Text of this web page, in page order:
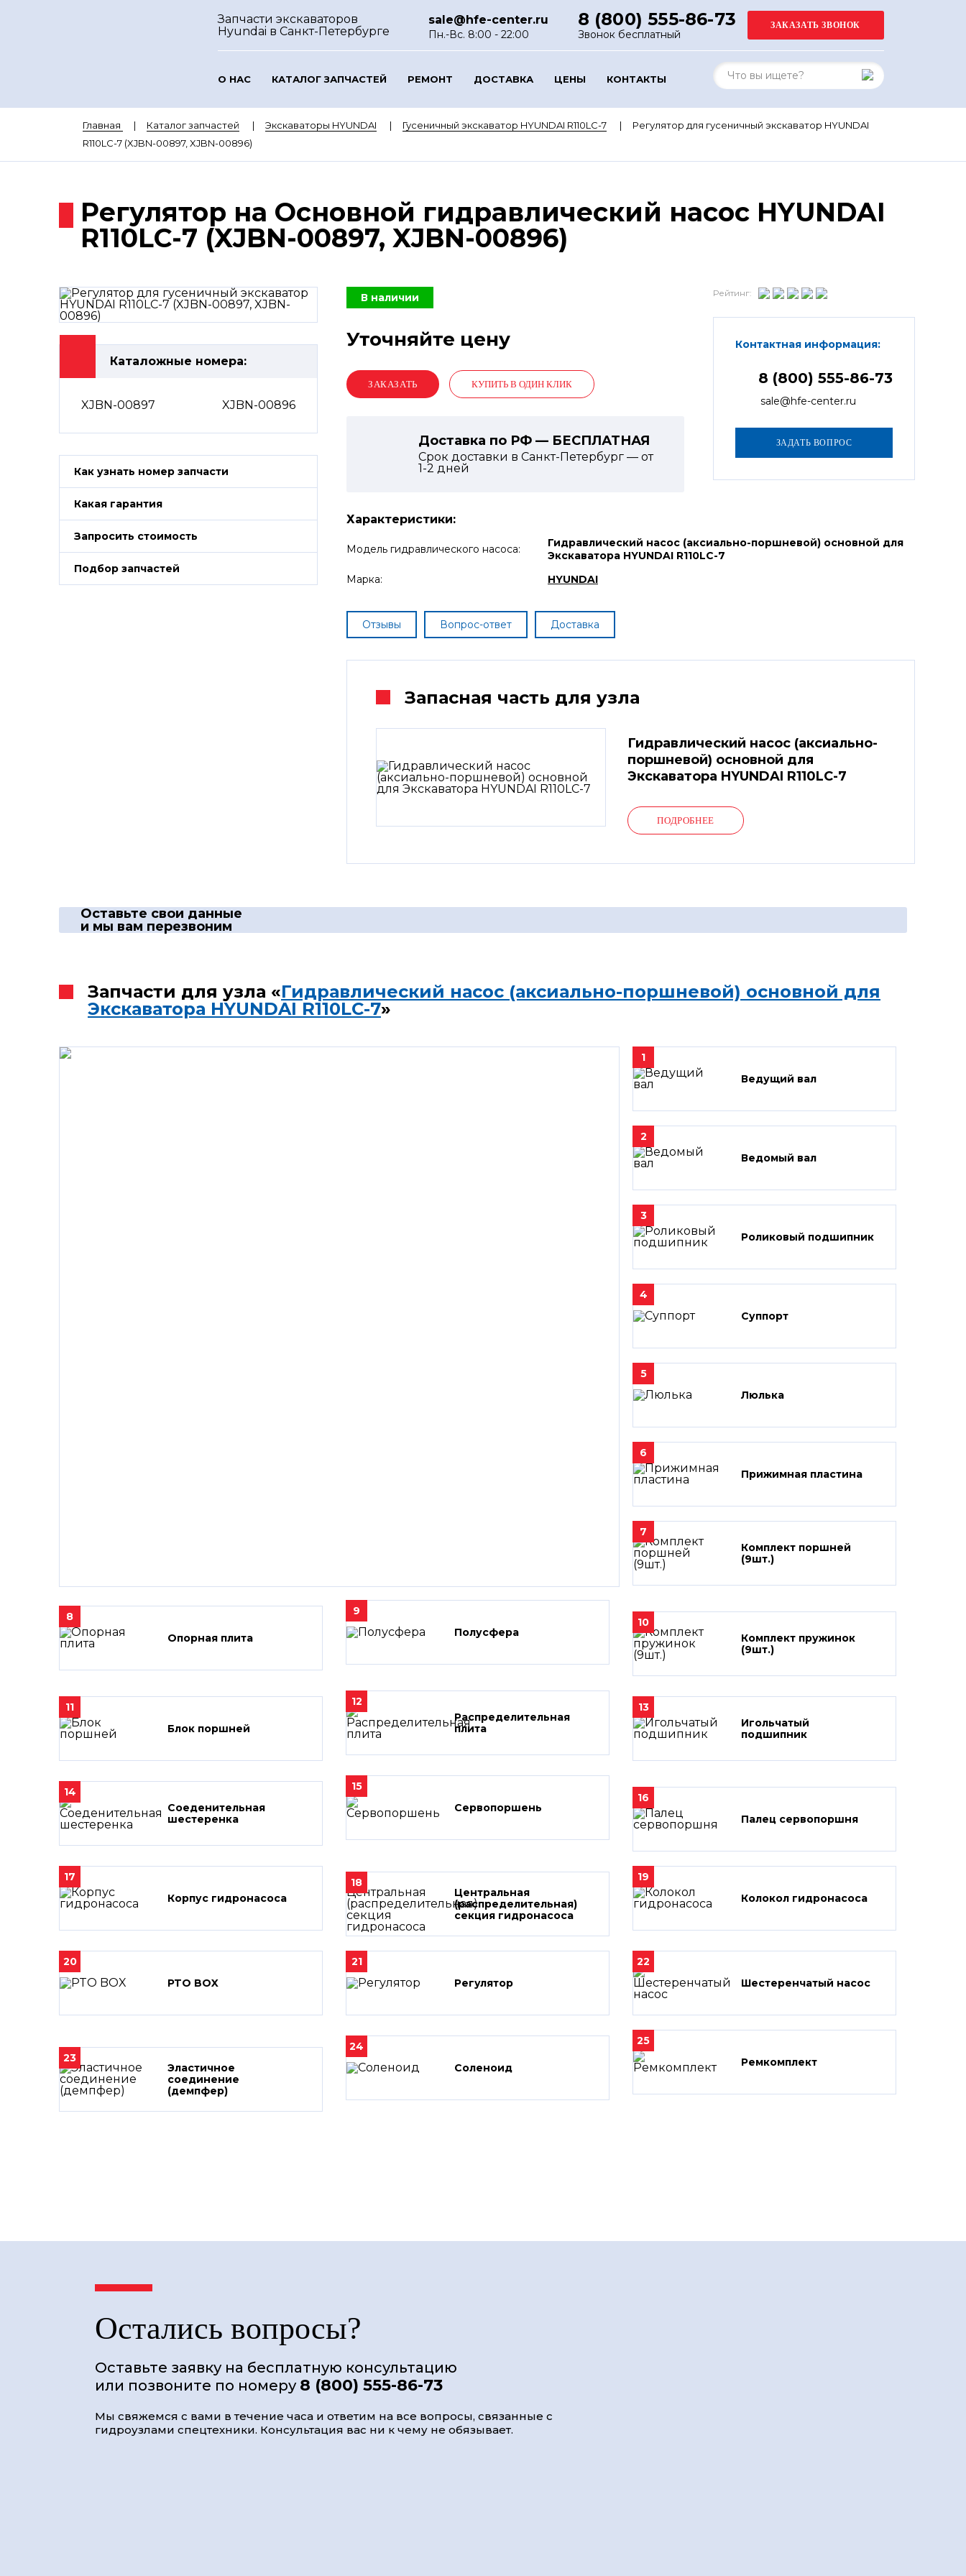
Запчасти экскаваторов
Hyundai в Санкт-Петербурге
sale@hfe-center.ru
Пн.-Вс. 8:00 - 22:00
8 (800) 555-86-73
Звонок бесплатный
О НАС КАТАЛОГ ЗАПЧАСТЕЙ РЕМОНТ ДОСТАВКА ЦЕНЫ КОНТАКТЫ
Главная Каталог запчастей Экскаваторы HYUNDAI Гусеничный экскаватор HYUNDAI R110LC-7
Регулятор для гусеничный экскаватор HYUNDAI
R110LC-7 (XJBN-00897, XJBN-00896)
Регулятор на Основной гидравлический насос HYUNDAI
R110LC-7 (XJBN-00897, XJBN-00896)
Каталожные номера:
XJBN-00897 XJBN-00896
Как узнать номер запчасти
Какая гарантия
Запросить стоимость
Подбор запчастей
В наличии
Уточняйте цену
КУПИТЬ В ОДИН КЛИК
Доставка по РФ — БЕСПЛАТНАЯ
Срок доставки в Санкт-Петербург — от
1-2 дней
Рейтинг:
Контактная информация:
8 (800) 555-86-73
sale@hfe-center.ru
Характеристики:
Модель гидравлического насоса:
Гидравлический насос (аксиально-поршневой) основной для
Экскаватора HYUNDAI R110LC-7
Марка:
HYUNDAI
Отзывы Вопрос-ответ Доставка
Запасная часть для узла
Гидравлический насос (аксиально-
поршневой) основной для
Экскаватора HYUNDAI R110LC-7
ПОДРОБНЕЕ
Оставьте свои данные
и мы вам перезвоним
Запчасти для узла «Гидравлический насос (аксиально-поршневой) основной для
Экскаватора HYUNDAI R110LC-7»
1
Ведущий вал
2
Ведомый вал
3
Роликовый подшипник
4
Суппорт
5
Люлька
6
Прижимная пластина
7
Комплект поршней
(9шт.)
8
Опорная плита
9
Полусфера
10
Комплект пружинок
(9шт.)
11
Блок поршней
12
Распределительная
плита
13
Игольчатый
подшипник
14
Соеденительная
шестеренка
15
Сервопоршень
16
Палец сервопоршня
17
Корпус гидронасоса
18
Центральная
(распределительная)
секция гидронасоса
19
Колокол гидронасоса
20
PTO BOX
21
Регулятор
22
Шестеренчатый насос
23
Эластичное
соединение
(демпфер)
24
Соленоид
25
Ремкомплект
Остались вопросы?
Оставьте заявку на бесплатную консультацию
или позвоните по номеру 8 (800) 555-86-73
Мы свяжемся с вами в течение часа и ответим на все вопросы, связанные с
гидроузлами спецтехники. Консультация вас ни к чему не обязывает.